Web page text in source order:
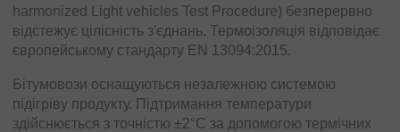
harmonized Light vehicles Test Procedure) безперервно
відстежує цілісність з'єднань. Термоізоляція відповідає
європейському стандарту EN 13094:2015.
Бітумовози оснащуються незалежною системою
підігріву продукту. Підтримання температури
здійснюється з точністю ±2°C за допомогою термічних